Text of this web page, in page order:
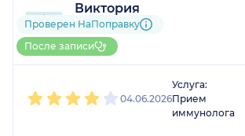
себя очень вежливо и
доброжелательно.
После каждого приёма
я наблюдал
в лечении. Постоянно
Виктория
10 отзывов
Больше 20 записей через
НаПоправку
Проверен НаПоправку
После записи
04.06.2026
Услуга:
Прием
иммунолога